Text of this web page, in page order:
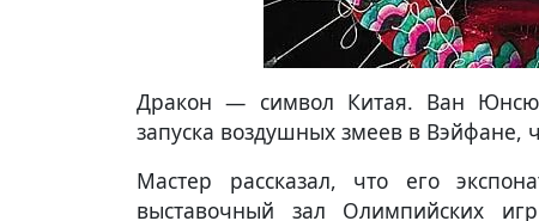
Дракон — символ Китая. Ван
запуска воздушных змеев в Вэйфане,
Мастер рассказал, что его
выставочный зал Олимпийских